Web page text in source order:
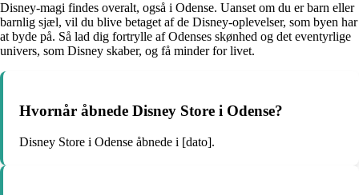
Disney-magi findes overalt, også i Odense. Uanset om du er barn eller
barnlig sjæl, vil du blive betaget af de Disney-oplevelser, som byen har
at byde på. Så lad dig fortrylle af Odenses skønhed og det eventyrlige
univers, som Disney skaber, og få minder for livet.
Hvornår åbnede Disney Store i Odense?
Disney Store i Odense åbnede i [dato].